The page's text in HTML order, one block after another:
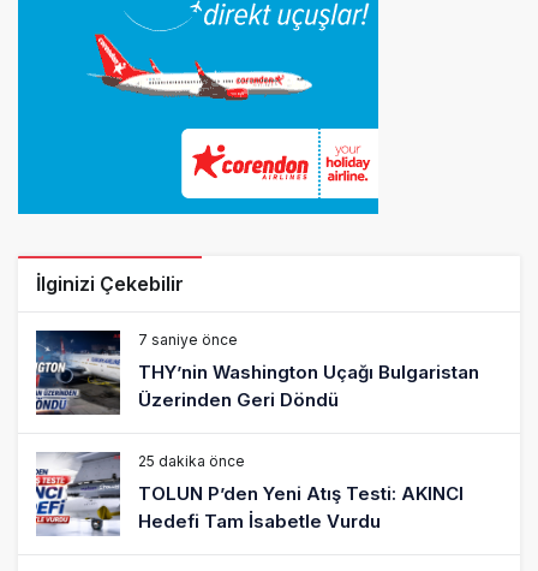
İlginizi Çekebilir
7 saniye önce
THY’nin Washington Uçağı Bulgaristan
Üzerinden Geri Döndü
25 dakika önce
TOLUN P’den Yeni Atış Testi: AKINCI
Hedefi Tam İsabetle Vurdu